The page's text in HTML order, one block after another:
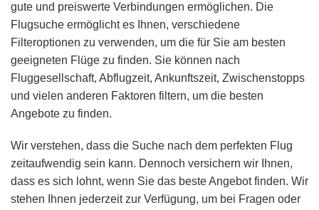
gute und preiswerte Verbindungen ermöglichen. Die
Flugsuche ermöglicht es Ihnen, verschiedene
Filteroptionen zu verwenden, um die für Sie am besten
geeigneten Flüge zu finden. Sie können nach
Fluggesellschaft, Abflugzeit, Ankunftszeit, Zwischenstopps
und vielen anderen Faktoren filtern, um die besten
Angebote zu finden.
Wir verstehen, dass die Suche nach dem perfekten Flug
zeitaufwendig sein kann. Dennoch versichern wir Ihnen,
dass es sich lohnt, wenn Sie das beste Angebot finden. Wir
stehen Ihnen jederzeit zur Verfügung, um bei Fragen oder